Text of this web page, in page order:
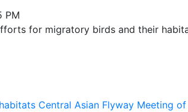
for migratory birds and their
Convention on Migratory Species